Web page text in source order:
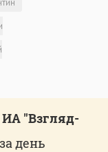
"Взгляд-
день